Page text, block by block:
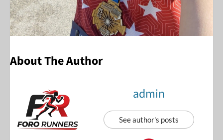
About The Author
admin
See author's posts